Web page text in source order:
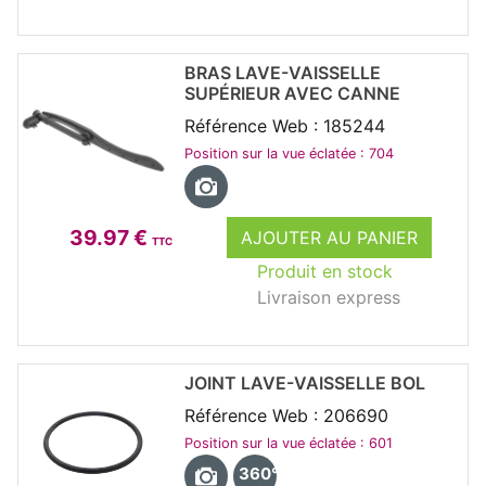
39.97 € TTC
AJOUTER AU PANIER
Produit en stock
Livraison express
BRAS LAVE-VAISSELLE
SUPÉRIEUR AVEC CANNE
Référence Web : 185244
Position sur la vue éclatée : 704
JOINT LAVE-VAISSELLE BOL
Référence Web : 206690
Position sur la vue éclatée : 601
360°